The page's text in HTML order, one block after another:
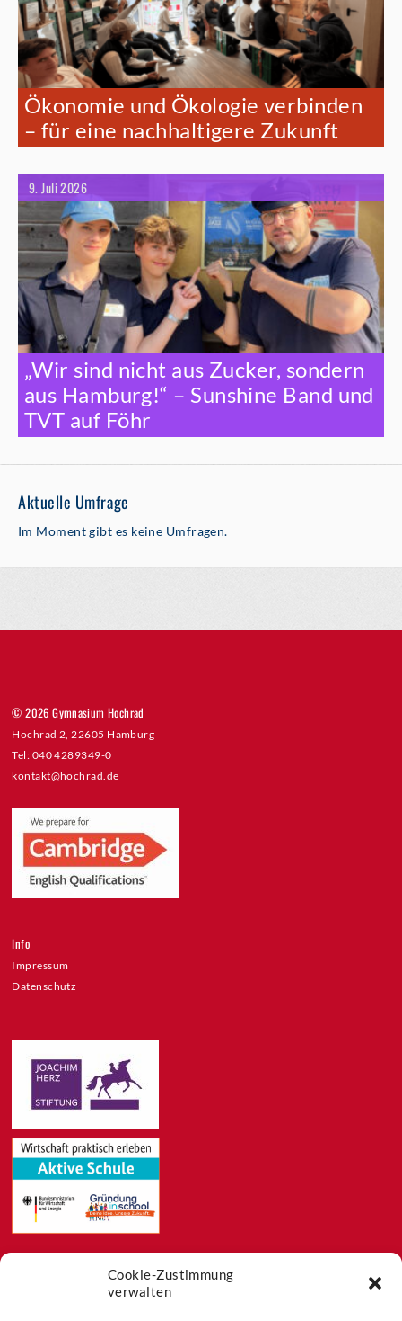
Cookie-Zustimmung
verwalten
Ökonomie und Ökologie verbinden
– für eine nachhaltigere Zukunft
9. Juli 2026
„Wir sind nicht aus Zucker, sondern
aus Hamburg!“ – Sunshine Band und
TVT auf Föhr
Aktuelle Umfrage
Im Moment gibt es keine Umfragen.
© 2026 Gymnasium Hochrad
Hochrad 2, 22605 Hamburg
Tel: 040 4289349-0
kontakt@hochrad.de
Info
Impressum
Datenschutz